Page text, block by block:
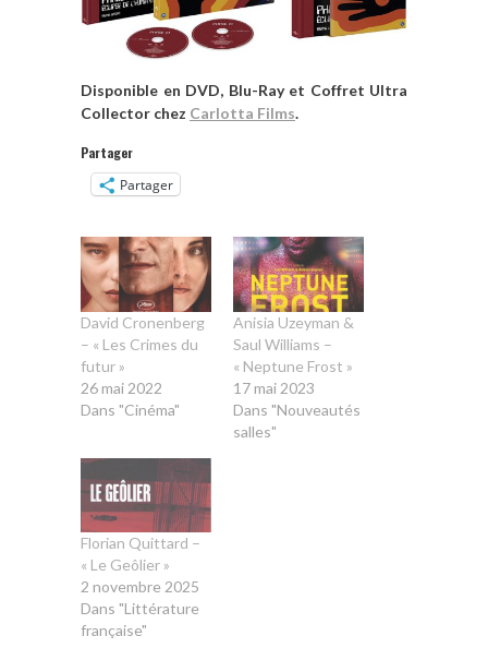
Disponible en DVD, Blu-Ray et Coffret Ultra
Collector chez Carlotta Films.
Partager
Partager
David Cronenberg
– « Les Crimes du
futur »
26 mai 2022
Dans "Cinéma"
Anisia Uzeyman &
Saul Williams –
« Neptune Frost »
17 mai 2023
Dans "Nouveautés
salles"
Florian Quittard –
« Le Geôlier »
2 novembre 2025
Dans "Littérature
française"